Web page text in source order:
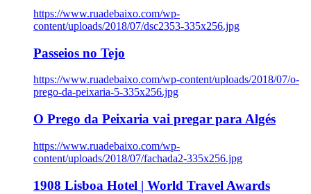
https://www.ruadebaixo.com/wp-
content/uploads/2018/07/dsc2353-335x256.jpg
Passeios no Tejo
https://www.ruadebaixo.com/wp-content/uploads/2018/07/o-
prego-da-peixaria-5-335x256.jpg
O Prego da Peixaria vai pregar para Algés
https://www.ruadebaixo.com/wp-
content/uploads/2018/07/fachada2-335x256.jpg
1908 Lisboa Hotel | World Travel Awards